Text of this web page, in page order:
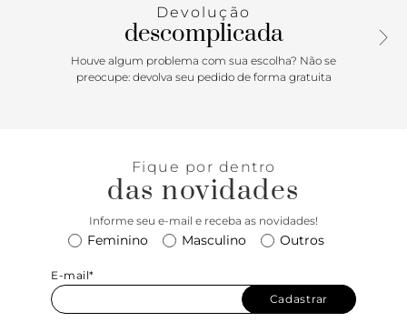
quem busca estilo com usabilidade.
Devolução
descomplicada
Houve algum problema com sua escolha? Não se
preocupe: devolva seu pedido de forma gratuita
Fique por dentro
das novidades
Informe seu e-mail e receba as novidades!
Feminino Masculino Outros
E-mail*
Cadastrar